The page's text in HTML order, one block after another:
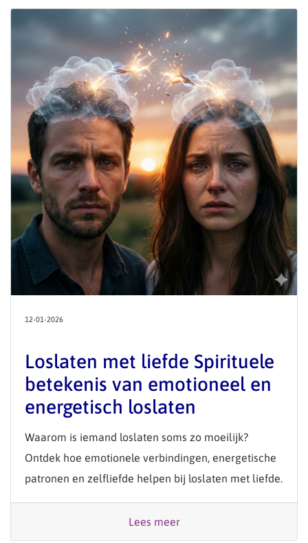
12-01-2026
Loslaten met liefde Spirituele
betekenis van emotioneel en
energetisch loslaten
Waarom is iemand loslaten soms zo moeilijk?
Ontdek hoe emotionele verbindingen, energetische
patronen en zelfliefde helpen bij loslaten met liefde.
Lees meer